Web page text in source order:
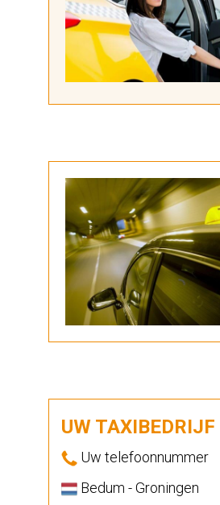
UW TAXIBEDRIJF
Uw telefoonnummer
Bedum - Groningen